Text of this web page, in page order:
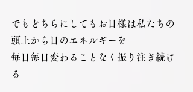
でもどちらにしてもお日様は私たちの
頭上から日のエネルギーを
毎日毎日変わることなく振り注ぎ続け
る